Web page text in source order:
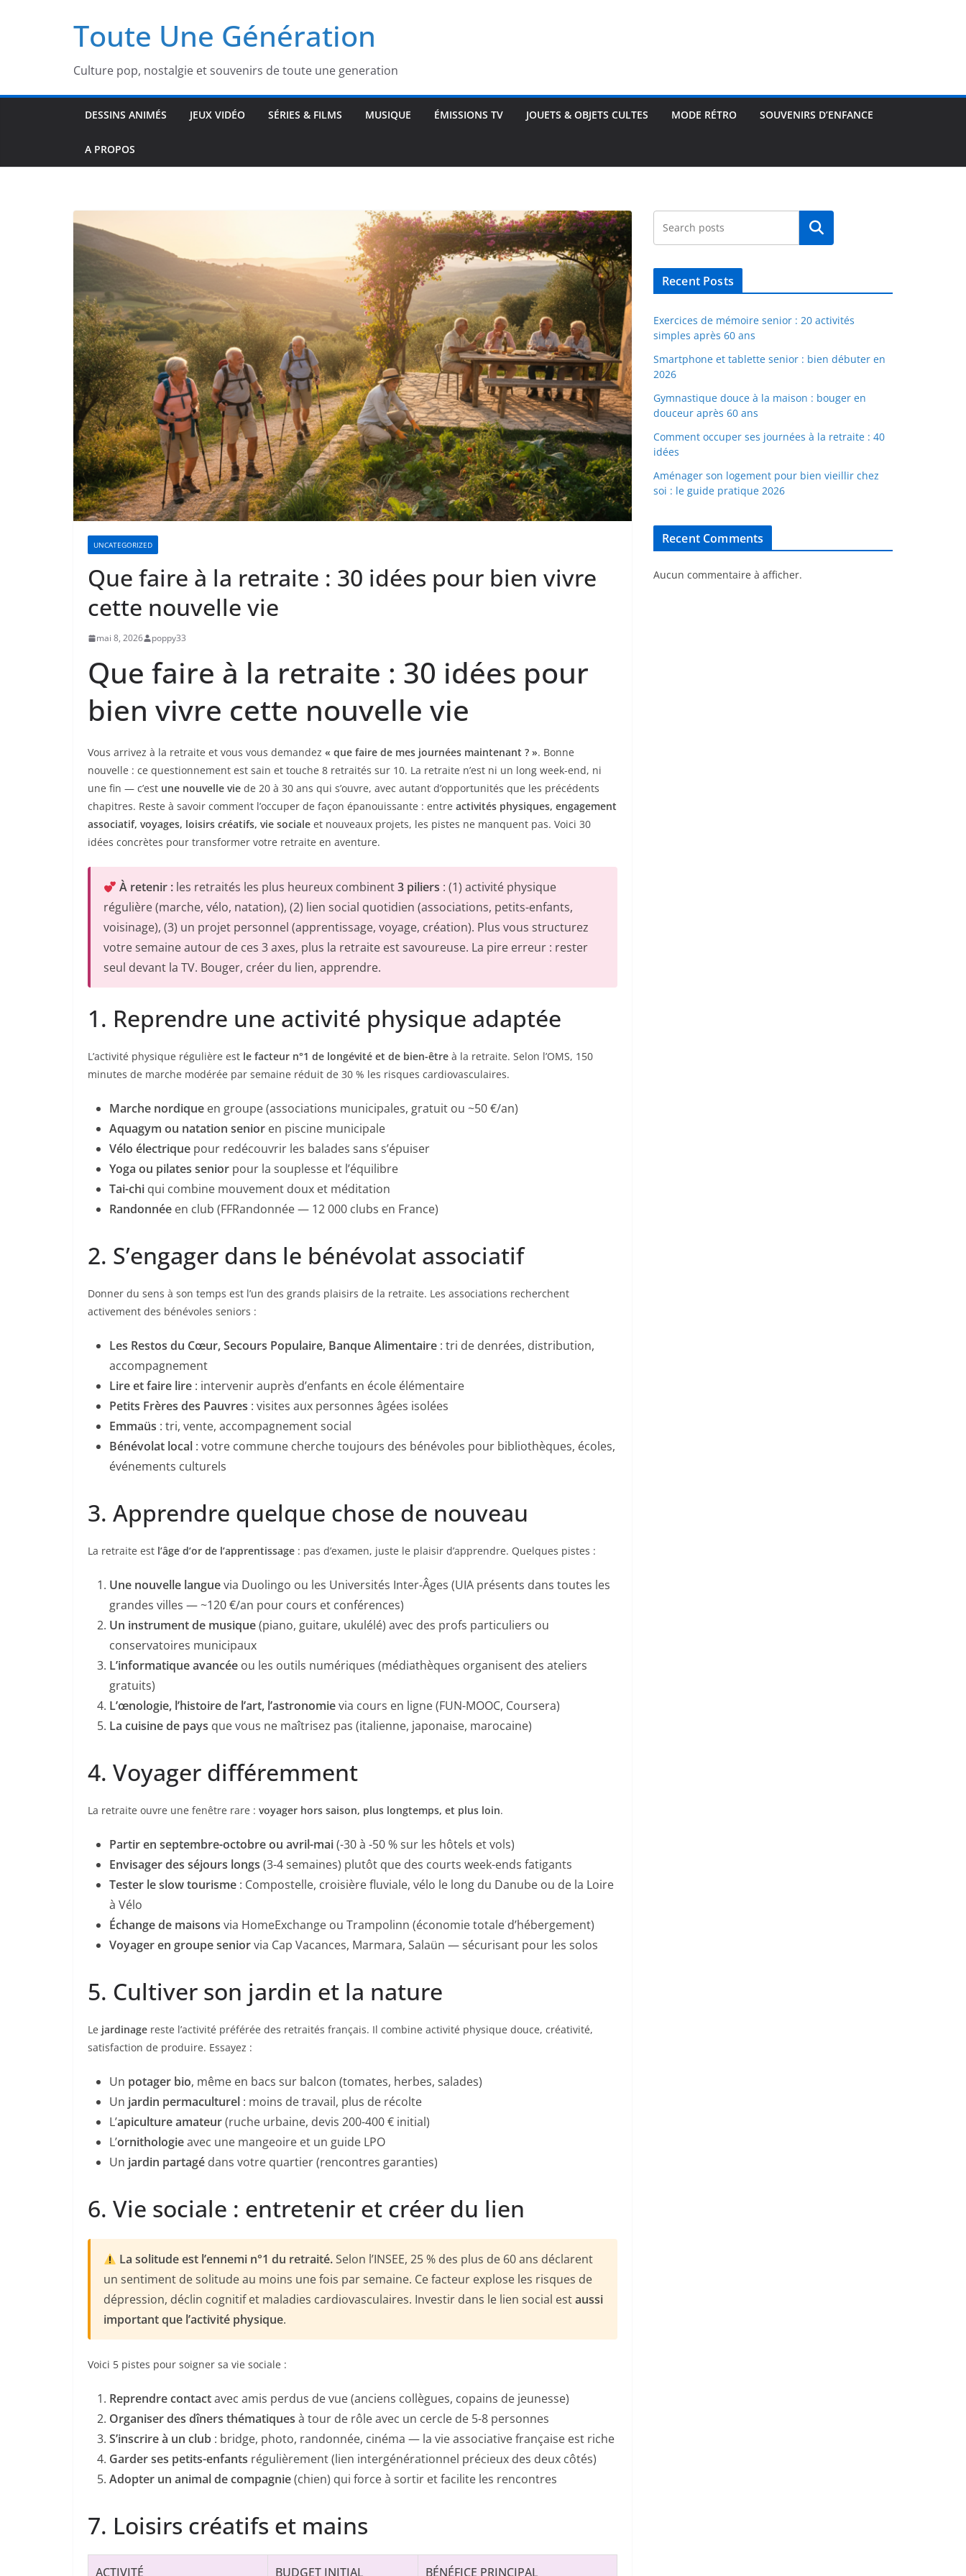
Toute Une Génération
Culture pop, nostalgie et souvenirs de toute une generation
DESSINS ANIMÉS JEUX VIDÉO SÉRIES & FILMS MUSIQUE ÉMISSIONS TV JOUETS & OBJETS CULTES MODE RÉTRO SOUVENIRS D’ENFANCE
A PROPOS
UNCATEGORIZED
Que faire à la retraite : 30 idées pour bien vivre
cette nouvelle vie
mai 8, 2026 poppy33
Que faire à la retraite : 30 idées pour
bien vivre cette nouvelle vie
Vous arrivez à la retraite et vous vous demandez « que faire de mes journées maintenant ? ». Bonne
nouvelle : ce questionnement est sain et touche 8 retraités sur 10. La retraite n’est ni un long week-end, ni
une fin — c’est une nouvelle vie de 20 à 30 ans qui s’ouvre, avec autant d’opportunités que les précédents
chapitres. Reste à savoir comment l’occuper de façon épanouissante : entre activités physiques, engagement
associatif, voyages, loisirs créatifs, vie sociale et nouveaux projets, les pistes ne manquent pas. Voici 30
idées concrètes pour transformer votre retraite en aventure.
À retenir : les retraités les plus heureux combinent3 piliers : (1) activité physique
régulière (marche, vélo, natation), (2) lien social quotidien (associations, petits-enfants,
voisinage), (3) un projet personnel (apprentissage, voyage, création). Plus vous structurez
votre semaine autour de ces 3 axes, plus la retraite est savoureuse. La pire erreur : rester
seul devant la TV. Bouger, créer du lien, apprendre.
1. Reprendre une activité physique adaptée
L’activité physique régulière est le facteur n°1 de longévité et de bien-être à la retraite. Selon l’OMS, 150
minutes de marche modérée par semaine réduit de 30 % les risques cardiovasculaires.
Marche nordique en groupe (associations municipales, gratuit ou ~50 €/an)
Aquagym ou natation senior en piscine municipale
Vélo électrique pour redécouvrir les balades sans s’épuiser
Yoga ou pilates senior pour la souplesse et l’équilibre
Tai-chi qui combine mouvement doux et méditation
Randonnée en club (FFRandonnée — 12 000 clubs en France)
2. S’engager dans le bénévolat associatif
Donner du sens à son temps est l’un des grands plaisirs de la retraite. Les associations recherchent
activement des bénévoles seniors :
Les Restos du Cœur, Secours Populaire, Banque Alimentaire : tri de denrées, distribution,
accompagnement
Lire et faire lire : intervenir auprès d’enfants en école élémentaire
Petits Frères des Pauvres : visites aux personnes âgées isolées
Emmaüs : tri, vente, accompagnement social
Bénévolat local : votre commune cherche toujours des bénévoles pour bibliothèques, écoles,
événements culturels
3. Apprendre quelque chose de nouveau
La retraite est l’âge d’or de l’apprentissage : pas d’examen, juste le plaisir d’apprendre. Quelques pistes :
Une nouvelle languevia Duolingo ou les Universités Inter-Âges (UIA présents dans toutes les
grandes villes — ~120 €/an pour cours et conférences)
Un instrument de musique(piano, guitare, ukulélé) avec des profs particuliers ou
conservatoires municipaux
L’informatique avancée ou les outils numériques (médiathèques organisent des ateliers
gratuits)
L’œnologie, l’histoire de l’art, l’astronomievia cours en ligne (FUN-MOOC, Coursera)
La cuisine de pays que vous ne maîtrisez pas (italienne, japonaise, marocaine)
4. Voyager différemment
La retraite ouvre une fenêtre rare : voyager hors saison, plus longtemps, et plus loin.
Partir en septembre-octobre ou avril-mai(-30 à -50 % sur les hôtels et vols)
Envisager des séjours longs (3-4 semaines) plutôt que des courts week-ends fatigants
Tester le slow tourisme : Compostelle, croisière fluviale, vélo le long du Danube ou de la Loire
à Vélo
Échange de maisons via HomeExchange ou Trampolinn (économie totale d’hébergement)
Voyager en groupe seniorvia Cap Vacances, Marmara, Salaün — sécurisant pour les solos
5. Cultiver son jardin et la nature
Le jardinage reste l’activité préférée des retraités français. Il combine activité physique douce, créativité,
satisfaction de produire. Essayez :
Un potager bio, même en bacs sur balcon (tomates, herbes, salades)
Un jardin permaculturel : moins de travail, plus de récolte
L’apiculture amateur(ruche urbaine, devis 200-400 € initial)
L’ornithologieavec une mangeoire et un guide LPO
Un jardin partagé dans votre quartier (rencontres garanties)
6. Vie sociale : entretenir et créer du lien
La solitude est l’ennemi n°1 du retraité.Selon l’INSEE, 25 % des plus de 60 ans déclarent
un sentiment de solitude au moins une fois par semaine. Ce facteur explose les risques de
dépression, déclin cognitif et maladies cardiovasculaires. Investir dans le lien social estaussi
important que l’activité physique.
Voici 5 pistes pour soigner sa vie sociale :
Reprendre contactavec amis perdus de vue (anciens collègues, copains de jeunesse)
Organiser des dîners thématiques à tour de rôle avec un cercle de 5-8 personnes
S’inscrire à un club : bridge, photo, randonnée, cinéma — la vie associative française est riche
Garder ses petits-enfants régulièrement (lien intergénérationnel précieux des deux côtés)
Adopter un animal de compagnie(chien) qui force à sortir et facilite les rencontres
7. Loisirs créatifs et mains
ACTIVITÉ BUDGET INITIAL BÉNÉFICE PRINCIPAL
Rechercher
Recent Posts
Exercices de mémoire senior : 20 activités
simples après 60 ans
Smartphone et tablette senior : bien débuter en
2026
Gymnastique douce à la maison : bouger en
douceur après 60 ans
Comment occuper ses journées à la retraite : 40
idées
Aménager son logement pour bien vieillir chez
soi : le guide pratique 2026
Recent Comments
Aucun commentaire à afficher.